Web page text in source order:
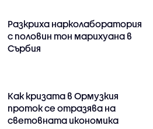
Разкриха нарколаборатория
с половин тон марихуана в
Сърбия
Как кризата в Ормузкия
проток се отразява на
световната икономика